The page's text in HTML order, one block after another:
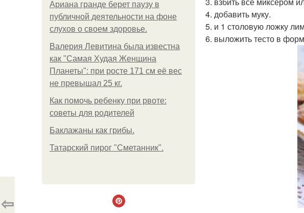
Ариана гранде берет паузу в
публичной деятельности на фоне
слухов о своем здоровье.
Валерия Левитина была известна
как "Самая Худая Женщина
Планеты": при росте 171 см её вес
не превышал 25 кг.
Как помочь ребенку при рвоте:
советы для родителей
Баклажаны как грибы.
Татарский пирог "Сметанник".
4. добавить муку.
5. и 1 столовую ложку
6. выложить тесто в
⇦